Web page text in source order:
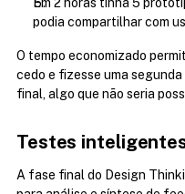
podia compartilhar com
O tempo economizado
cedo e fizesse uma
final, algo que não seria
Testes
A fase final do Design